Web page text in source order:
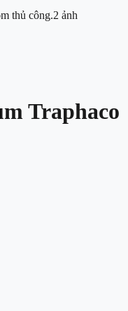
thủ công.2 ảnh
Traphaco